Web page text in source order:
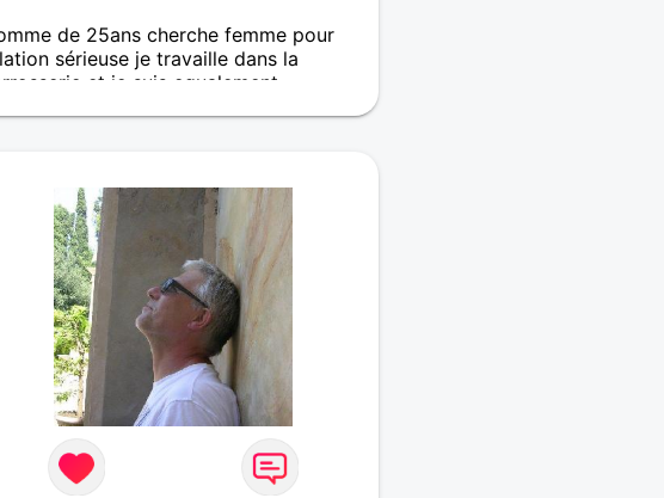
de 25ans cherche femme pour
sérieuse je travaille dans la
et je suis equalement